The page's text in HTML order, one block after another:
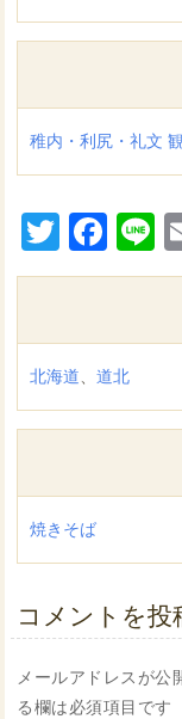
稚内・利尻・礼文
Twitter
北海道、道北
焼きそば
コメントを投
メールアドレスが公
る欄は必須項目です